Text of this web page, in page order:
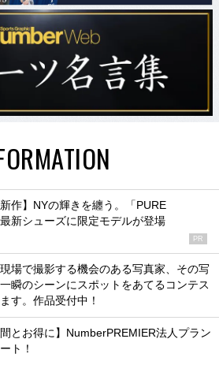
新作】NYの輝きを纏う。「PURE
新シューズに限定モデルが登場
PR
場で撮影する機会のある写真家、その写
瞬のシーンにスポットをあてるコンテス
す。作品受付中！
間とお得に】NumberPREMIER法人プラン
ト！